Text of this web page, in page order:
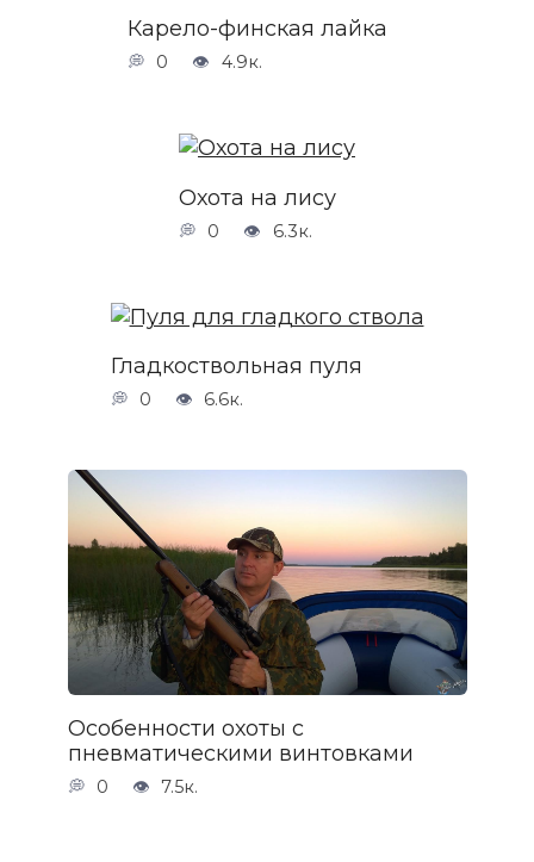
Карело-финская лайка
0 4.9к.
Охота на лису
0 6.3к.
Гладкоствольная пуля
0 6.6к.
Особенности охоты с
пневматическими винтовками
0 7.5к.